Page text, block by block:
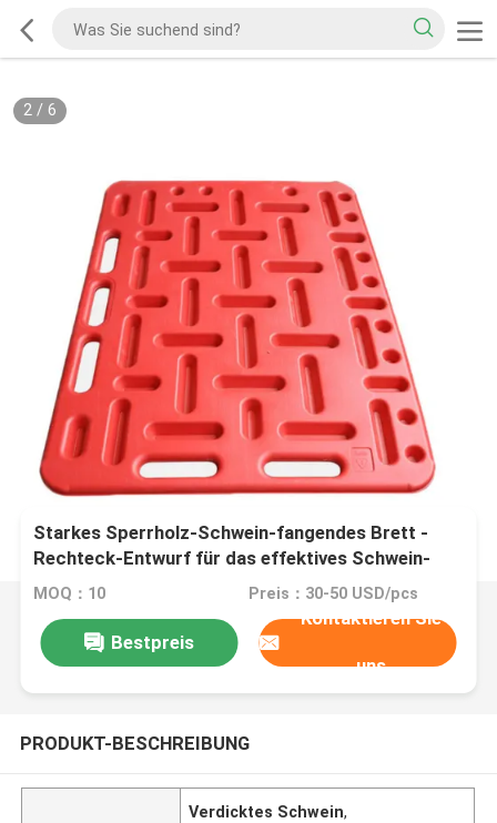
2/ 6
Starkes Sperrholz-Schwein-fangendes Brett -
Rechteck-Entwurf für das effektives Schwein-
Blockieren und Steuerung
MOQ：10 Preis：30-50 USD/pcs
Bestpreis
Kontaktieren Sie
uns
PRODUKT-BESCHREIBUNG
Verdicktes Schwein,